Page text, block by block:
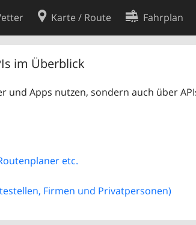
Karte / Route Fahrplan
im Überblick
Apps nutzen, sondern auch über
etc.
Firmen und Privatpersonen)
Entwickler